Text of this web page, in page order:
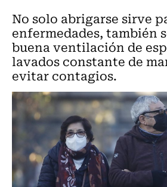
No solo abrigarse sirve
enfermedades, también
buena ventilación de
lavados constante de
evitar contagios.